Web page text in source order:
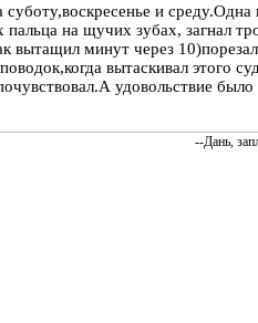
и
на щучих зубах, загнал
вытащил минут через
вытаскивал этого
удовольствие было